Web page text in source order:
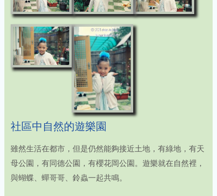
社區中自然的遊樂園
雖然生活在都市，但是仍然能夠接近土地，有綠地，有天
母公園，有同德公園，有櫻花岡公園。遊樂就在自然裡，
與蝴蝶、蟬哥哥、鈴蟲一起共鳴。